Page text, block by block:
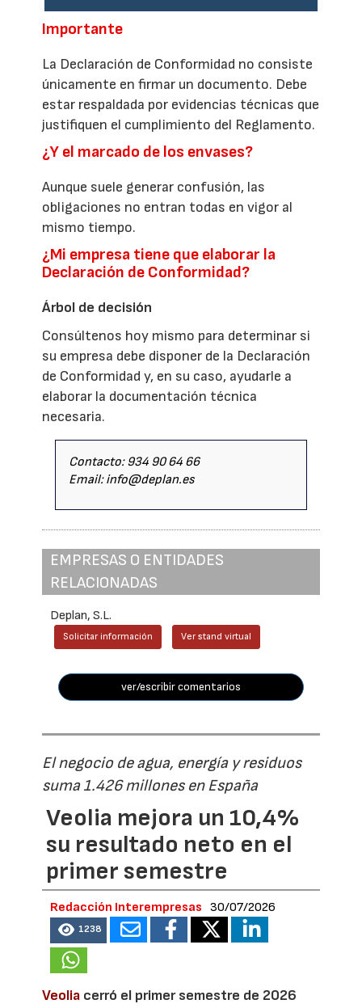
Importante
La Declaración de Conformidad no consiste
únicamente en firmar un documento. Debe
estar respaldada por evidencias técnicas que
justifiquen el cumplimiento del Reglamento.
¿Y el marcado de los envases?
Aunque suele generar confusión, las
obligaciones no entran todas en vigor al
mismo tiempo.
¿Mi empresa tiene que elaborar la
Declaración de Conformidad?
Árbol de decisión
Consúltenos hoy mismo para determinar si
su empresa debe disponer de la Declaración
de Conformidad y, en su caso, ayudarle a
elaborar la documentación técnica
necesaria.
Contacto: 934 90 64 66
Email: info@deplan.es
EMPRESAS O ENTIDADES
RELACIONADAS
Deplan, S.L.
Solicitar información Ver stand virtual
ver/escribir comentarios
El negocio de agua, energía y residuos
suma 1.426 millones en España
Veolia mejora un 10,4%
su resultado neto en el
primer semestre
Redacción Interempresas 30/07/2026
1238
Veolia cerró el primer semestre de 2026